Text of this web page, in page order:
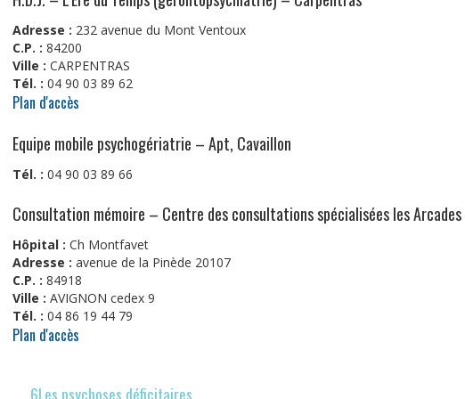
Adresse : 232 avenue du Mont Ventoux
C.P. : 84200
Ville : CARPENTRAS
Tél. : 04 90 03 89 62
Plan d'accès
Equipe mobile psychogériatrie – Apt, Cavaillon
Tél. : 04 90 03 89 66
Consultation mémoire – Centre des consultations spécialisées les
Hôpital : Ch Montfavet
Adresse : avenue de la Pinède 20107
C.P. : 84918
Ville : AVIGNON cedex 9
Tél. : 04 86 19 44 79
Plan d'accès
6Les psychoses déficitaires